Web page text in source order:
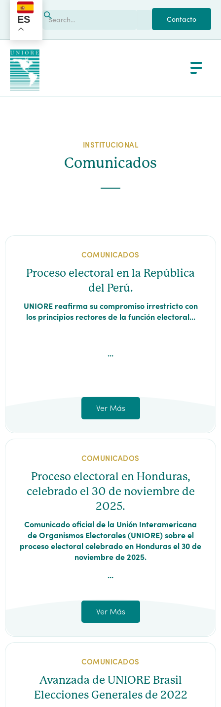
ES Contacto
INSTITUCIONAL
Comunicados
COMUNICADOS
Proceso electoral en la República
del Perú.
UNIORE reafirma su compromiso irrestricto con
los principios rectores de la función electoral...
...
Ver Más
COMUNICADOS
Proceso electoral en Honduras,
celebrado el 30 de noviembre de
2025.
Comunicado oficial de la Unión Interamericana
de Organismos Electorales (UNIORE) sobre el
proceso electoral celebrado en Honduras el 30 de
noviembre de 2025.
...
Ver Más
COMUNICADOS
Avanzada de UNIORE Brasil
Elecciones Generales de 2022